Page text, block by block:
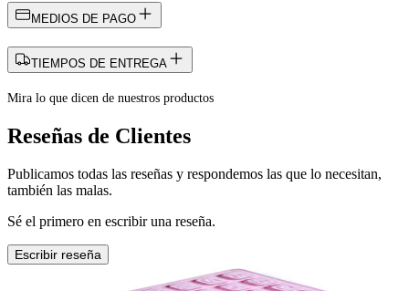
MEDIOS DE PAGO
TIEMPOS DE ENTREGA
Mira lo que dicen de nuestros productos
Reseñas de Clientes
Publicamos todas las reseñas y respondemos las que lo necesitan,
también las malas.
Sé el primero en escribir una reseña.
Escribir reseña